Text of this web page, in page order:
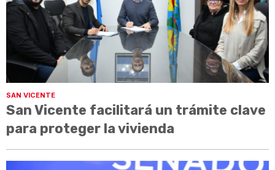
SAN VICENTE
San Vicente facilitará un trámite clave
para proteger la vivienda